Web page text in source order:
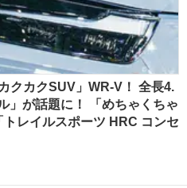
クカクSUV」WR-V！ 全長4.
」が話題に！ 「めちゃくちゃ
レイルスポーツ HRC コンセ